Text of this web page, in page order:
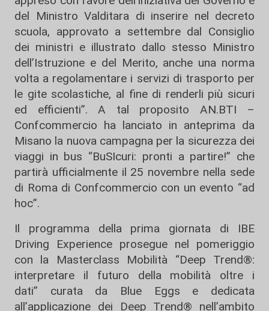
del Ministro Valditara di inserire nel decreto
scuola, approvato a settembre dal Consiglio
dei ministri e illustrato dallo stesso Ministro
dell’Istruzione e del Merito, anche una norma
volta a regolamentare i servizi di trasporto per
le gite scolastiche, al fine di renderli più sicuri
ed efficienti”. A tal proposito AN.BTI –
Confcommercio ha lanciato in anteprima da
Misano la nuova campagna per la sicurezza dei
viaggi in bus “BuSIcuri: pronti a partire!” che
partirà ufficialmente il 25 novembre nella sede
di Roma di Confcommercio con un evento “ad
hoc”.
Il programma della prima giornata di IBE
Driving Experience prosegue nel pomeriggio
con la Masterclass Mobilità “Deep Trend®:
interpretare il futuro della mobilità oltre i
dati” curata da Blue Eggs e dedicata
all’applicazione dei Deep Trend® nell’ambito